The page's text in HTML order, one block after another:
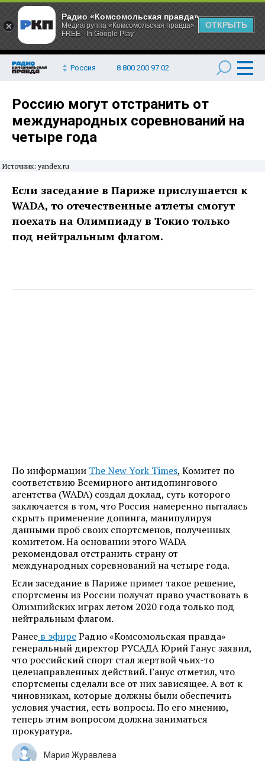
Россия 8 800 200 97 02
Россию могут отстранить от
международных соревнований на
четыре года
Источник: yandex.ru
Если заседание в Париже прислушается к
WADA, то отечественные атлеты смогут
поехать на Олимпиаду в Токио только
под нейтральным флагом.
По информации The New York Times, Комитет по
соответствию Всемирного антидопингового
агентства (WADA) создал доклад, суть которого
заключается в том, что Россия намеренно пыталась
скрыть применение допинга, манипулируя
данными проб своих спортсменов, полученных
комитетом. На основании этого WADA
рекомендовал отстранить страну от
международных соревнований на четыре года.
Если заседание в Париже примет такое решение,
спортсмены из России получат право участвовать в
Олимпийских играх летом 2020 года только под
нейтральным флагом.
Ранее в эфиреРадио «Комсомольская правда»
генеральный директор РУСАДА Юрий Ганус заявил,
что российский спорт стал жертвой чьих-то
целенаправленных действий. Ганус отметил, что
спортсмены сделали все от них зависящее. А вот к
чиновникам, которые должны были обеспечить
условия участия, есть вопросы. По его мнению,
теперь этим вопросом должна заниматься
прокуратура.
Мария Журавлева
Радио «Комсомольская правда»
Медиагруппа «Комсомольская правда»
FREE - In Google Play
ОТКРЫТЬ